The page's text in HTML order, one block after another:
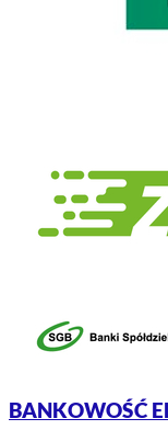
BANKOWOŚĆ